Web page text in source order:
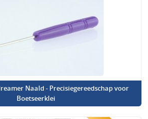
Naald - Precisiegereedschap voor
Boetseerklei